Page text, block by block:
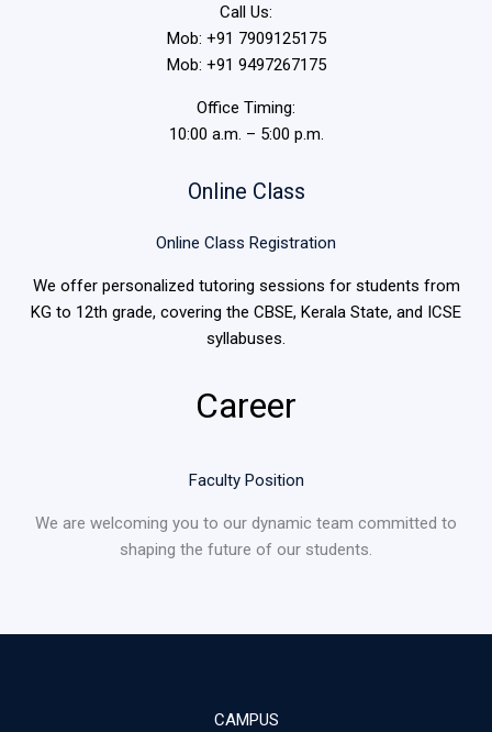
Call Us:
Mob: +91 7909125175
Mob: +91 9497267175
Office Timing:
10:00 a.m. – 5:00 p.m.
Online Class
Online Class Registration
We offer personalized tutoring sessions for students from
KG to 12th grade, covering the CBSE, Kerala State, and ICSE
syllabuses.
Career
Faculty Position
We are welcoming you to our dynamic team committed to
shaping the future of our students.
CAMPUS